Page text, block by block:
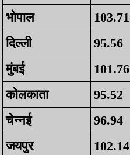
भोपाल
103.71
दिल्ली
95.56
मुंबई
101.76
कोलकाता
95.52
चेन्‍नई
96.94
जयपुर
102.14